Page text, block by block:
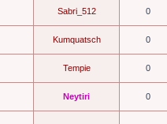
Sabri_512 0
Kumquatsch 0
Tempie 0
Neytiri 0